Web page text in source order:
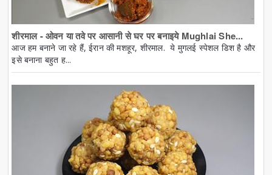
शीरमाल - ओवन या तवे पर आसानी से घर पर बनाइये Mughlai She...
आज हम बनाने जा रहे हैं, ईरान की मशहूर, शीरमाल. ये मुगलई स्पेशल डिश है और
इसे बनाना बहुत ह...